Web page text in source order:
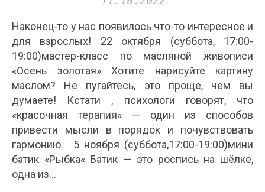
Наконец-то у нас появилось что-то интересное и
для взрослых! 22 октября (суббота, 17:00-
19:00)мастер-класс по масляной живописи
«Осень золотая» Хотите нарисуйте картину
маслом? Не пугайтесь, это проще, чем вы
думаете! Кстати , психологи говорят, что
«красочная терапия» — один из способов
привести мысли в порядок и почувствовать
гармонию. 5 ноября (суббота,17:00-19:00)мини
батик «Рыбка« Батик — это роспись на шёлке,
одна из…